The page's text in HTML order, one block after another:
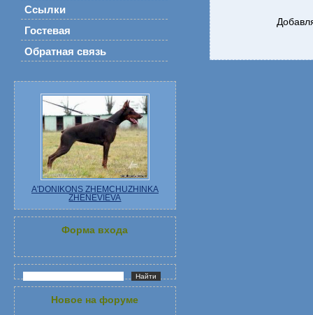
Ссылки
Гостевая
Обратная связь
A'DONIKONS ZHEMCHUZHINKA
ZHENEVIEVA
Форма входа
Новое на форуме